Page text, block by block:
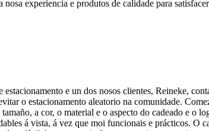
experiencia e produtos de calidade para
e un dos nosos clientes, Reineke,
o estacionamento aleatorio na comunidade.
a cor, o material e o aspecto do cadeado e o
á vista, á vez que moi funcionais e prácticos.